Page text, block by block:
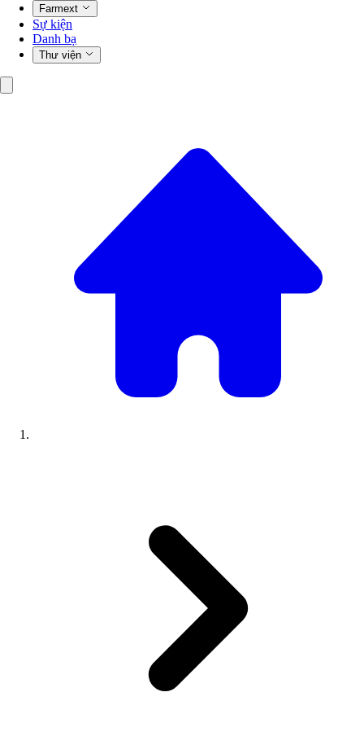
Farmext
Sự kiện
Danh bạ
Thư viện